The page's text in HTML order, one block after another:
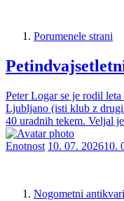
Porumenele strani
Peter Logar se je rodil
Ljubljano (isti klub z
40 uradnih tekem. Veljal
Enotnost 10. 07. 202610.
Nogometni